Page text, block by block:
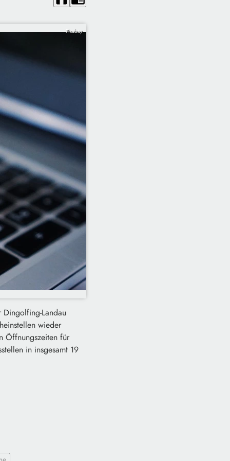
Pixabay
Landau
wieder
Öffnungszeiten für
in insgesamt 19